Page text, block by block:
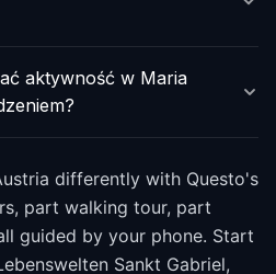
aktywność w Maria
differently with Questo's
part walking tour, part
guided by your phone. Start
Sankt Gabriel,